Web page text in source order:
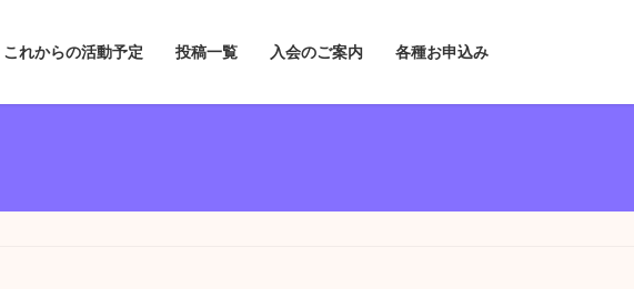
これからの活動予定 投稿一覧 入会のご案内 各種お申込み